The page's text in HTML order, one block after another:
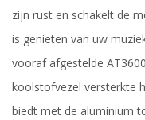
zijn rust en schakelt de
is genieten van uw
vooraf afgestelde
koolstofvezel versterkte
biedt met de aluminium